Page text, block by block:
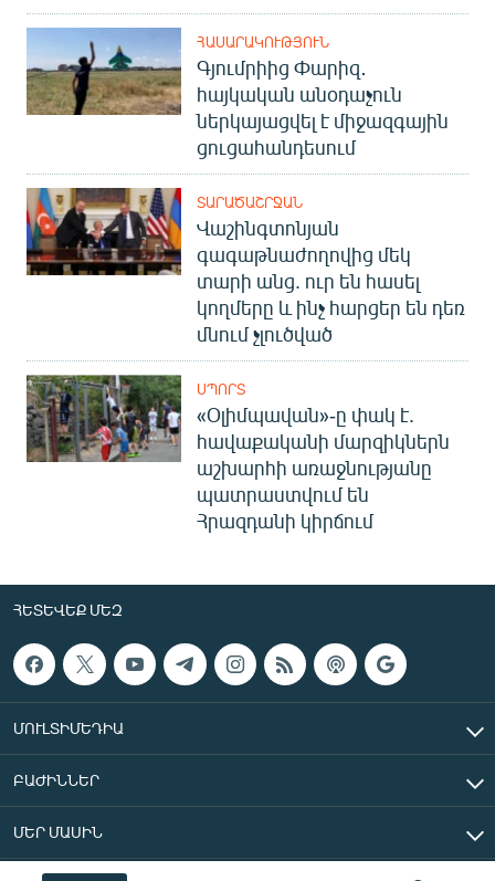
ՀԱՍԱՐԱԿՈՒԹՅՈՒՆ
Գյումրիից Փարիզ․
հայկական անօդաչուն
ներկայացվել է միջազգային
ցուցահանդեսում
ՏԱՐԱԾԱՇՐՋԱՆ
Վաշինգտոնյան
գագաթնաժողովից մեկ
տարի անց. ուր են հասել
կողմերը և ինչ հարցեր են դեռ
մնում չլուծված
ՍՊՈՐՏ
«Օլիմպավան»-ը փակ է.
հավաքականի մարզիկներն
աշխարհի առաջնությանը
պատրաստվում են
Հրազդանի կիրճում
ՀԵՏԵՎԵՔ ՄԵԶ
ՄՈՒԼՏԻՄԵԴԻԱ
ԲԱԺԻՆՆԵՐ
ՄԵՐ ՄԱՍԻՆ